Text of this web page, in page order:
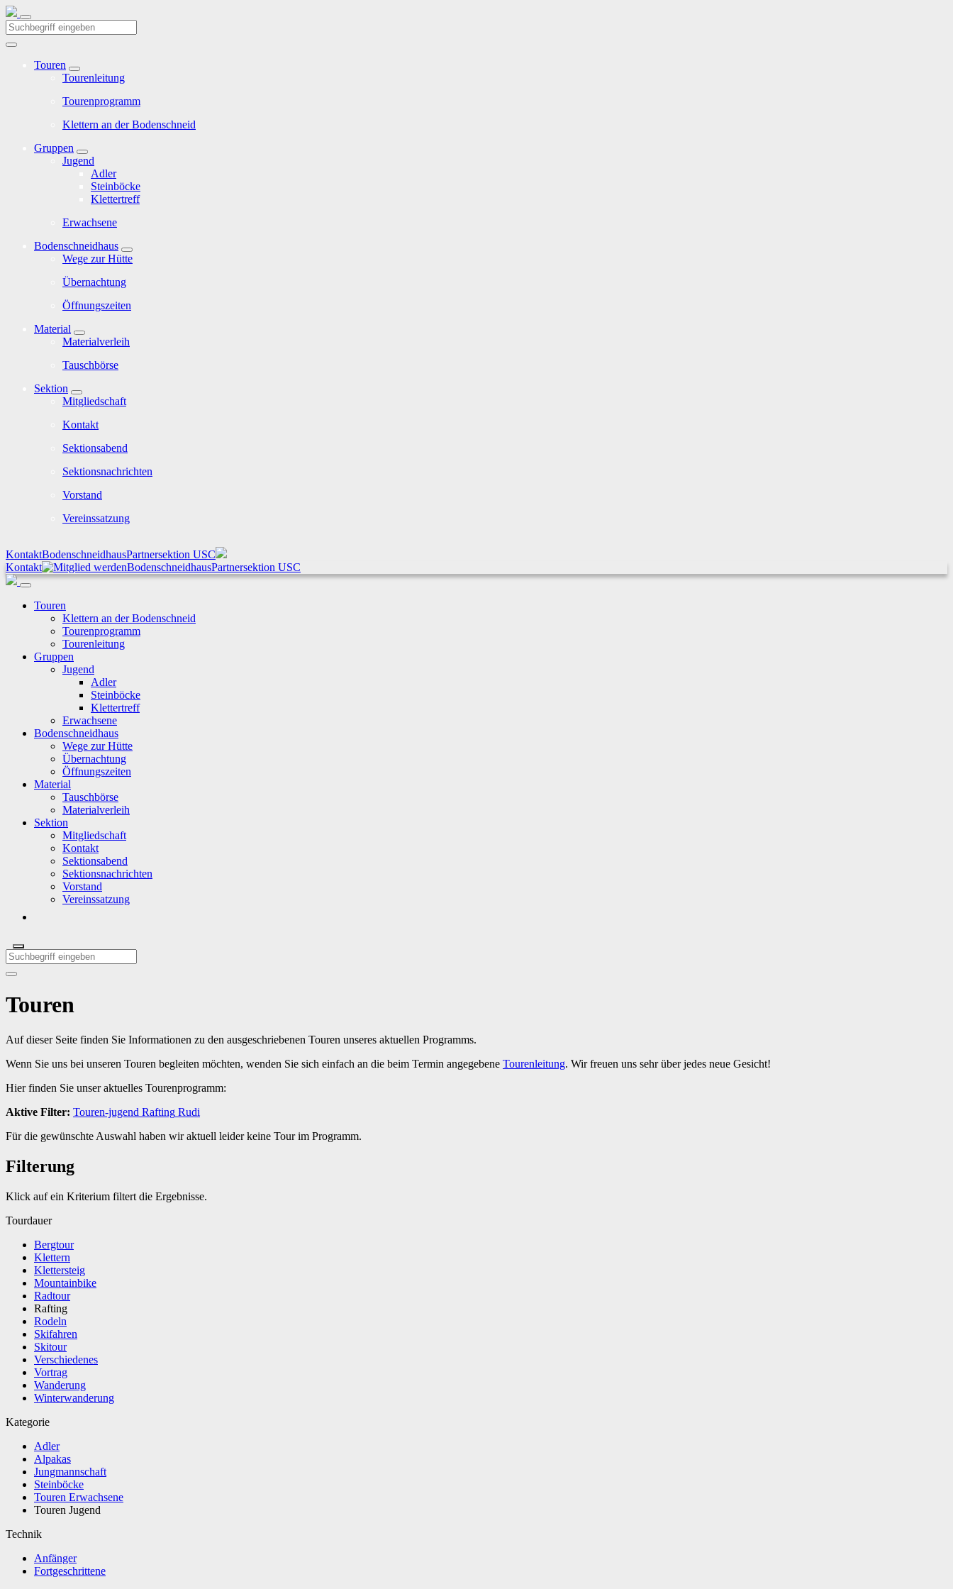
Touren
Tourenleitung
Tourenprogramm
Klettern an der Bodenschneid
Gruppen
Jugend
Adler
Steinböcke
Klettertreff
Erwachsene
Bodenschneidhaus
Wege zur Hütte
Übernachtung
Öffnungszeiten
Material
Materialverleih
Tauschbörse
Sektion
Mitgliedschaft
Kontakt
Sektionsabend
Sektionsnachrichten
Vorstand
Vereinssatzung
KontaktBodenschneidhausPartnersektion USC
Kontakt
BodenschneidhausPartnersektion USC
Touren
Klettern an der Bodenschneid
Tourenprogramm
Tourenleitung
Gruppen
Jugend
Adler
Steinböcke
Klettertreff
Erwachsene
Bodenschneidhaus
Wege zur Hütte
Übernachtung
Öffnungszeiten
Material
Tauschbörse
Materialverleih
Sektion
Mitgliedschaft
Kontakt
Sektionsabend
Sektionsnachrichten
Vorstand
Vereinssatzung
Touren
Auf dieser Seite finden Sie Informationen zu den ausgeschriebenen Touren unseres aktuellen Programms.
Wenn Sie uns bei unseren Touren begleiten möchten, wenden Sie sich einfach an die beim Termin angegebene Tourenleitung. Wir freuen uns sehr über jedes neue Gesicht!
Hier finden Sie unser aktuelles Tourenprogramm:
Aktive Filter: Touren-jugend Rafting Rudi
Für die gewünschte Auswahl haben wir aktuell leider keine Tour im Programm.
Filterung
Klick auf ein Kriterium filtert die Ergebnisse.
Tourdauer
Bergtour
Klettern
Klettersteig
Mountainbike
Radtour
Rafting
Rodeln
Skifahren
Skitour
Verschiedenes
Vortrag
Wanderung
Winterwanderung
Kategorie
Adler
Alpakas
Jungmannschaft
Steinböcke
Touren Erwachsene
Touren Jugend
Technik
Anfänger
Fortgeschrittene